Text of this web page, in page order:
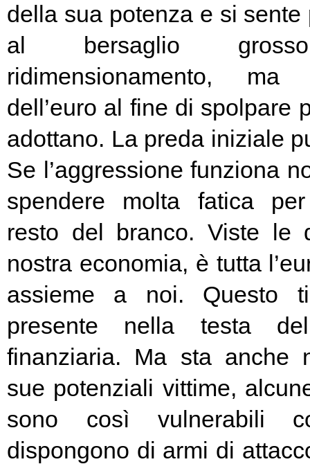
della sua potenza e si sente
al bersaglio
ridimensionamento,
dell’euro al fine di spolpare
adottano. La preda iniziale
Se l’aggressione funziona
spendere molta fatica
resto del branco. Viste le
nostra economia, è tutta
assieme a noi. Questo
presente nella testa
finanziaria. Ma sta anche
sue potenziali vittime,
sono così vulnerabili
dispongono di armi di